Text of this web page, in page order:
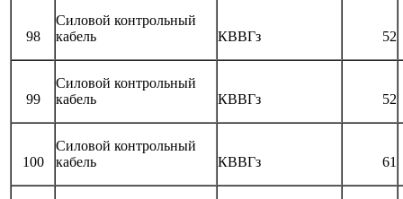
98
Силовой контрольный
кабель
КВВГз 52
99
Силовой контрольный
кабель
КВВГз 52
100
Силовой контрольный
кабель
КВВГз 61